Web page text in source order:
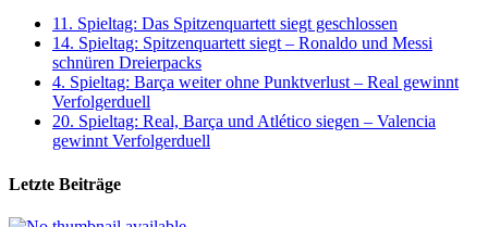
11. Spieltag: Das Spitzenquartett siegt geschlossen
14. Spieltag: Spitzenquartett siegt – Ronaldo und Messi
schnüren Dreierpacks
4. Spieltag: Barça weiter ohne Punktverlust – Real gewinnt
Verfolgerduell
20. Spieltag: Real, Barça und Atlético siegen – Valencia
gewinnt Verfolgerduell
Letzte Beiträge